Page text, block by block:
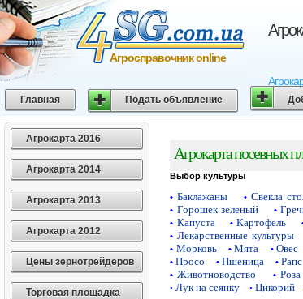
Агросправочник online
Главная Подать объявление
Агрокарта 2016
Агрокарта 2014
Агрокарта 2013
Агрокарта 2012
Цены зернотрейдеров
Торговая площадка
Агрокарта посевных
Выбор культуры
• Баклажаны • Свекла
• Горошек зеленый •
• Капуста • Картофель
• Лекарственные культуры
• Морковь • Мята • Овес
• Просо • Пшеница • Рапс
• Животноводство • Роза
• Лук на сеянку • Цикорий